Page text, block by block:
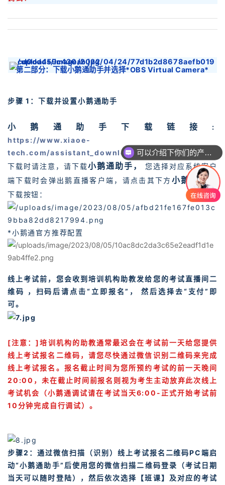
第二部分：下载小鹅通助手并选择*OBS Virtual Camera*
步骤 1：下载并设置小鹅通助手
小鹅通助手下载链接
:
https://www.xiaoe-
tech.com/assistant_download
下载时请注意，请下载小鹅通助手，您选择对应系统客户
端下载时会弹出鹅直播客户端，请点击其下方小鹅通助手
下载按钮：
*小鹅通官方推荐配置
线上考试前，您会收到培训机构助教发给您的考试直播间二
维码 ，扫码后请点击“立即报名”， 然后选择去“支付”即
可。
[注意：]培训机构的助教通常最迟会在考试前一天给您提供
线上考试报名二维码，请您尽快通过微信识别二维码来完成
线上考试报名。报名截止时间为您所预约考试的前一天晚间
20:00，未在截止时间前报名则视为考生主动放弃此次线上
考试机会（小鹅通调试请在考试当天6:00-正式开始考试前
10分钟完成自行调试）。
步骤2：通过微信扫描（识别）线上考试报名二维码PC端启
动“小鹅通助手”后使用您的微信扫描二维码登录（考试日期
当天可以随时登陆），然后依次选择【班课】及对应的考试
可以介绍下你们的产品么？